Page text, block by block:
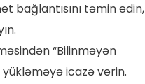
bağlantısını təmin edin,
“Bilinməyən
icazə verin.